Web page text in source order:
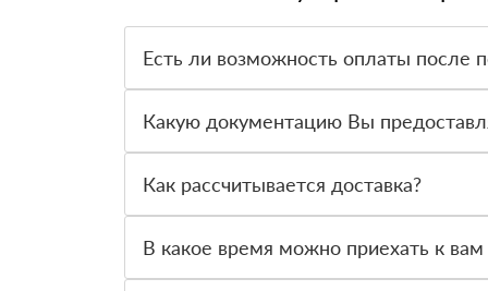
Есть ли возможность оплаты после
вправе от него отказаться.
Какую документацию Вы
Как рассчитывается доставка?
стоимости и сроков доставки, которые
В какое время можно приехать к вам